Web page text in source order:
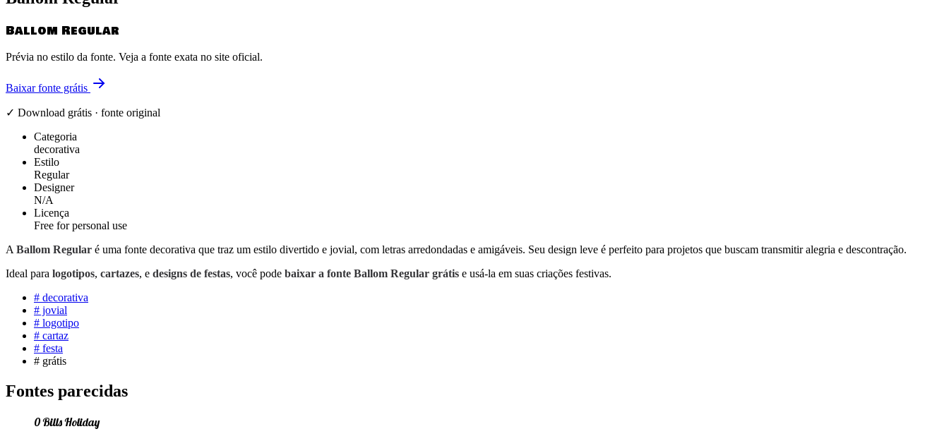
Ballom Regular
Prévia no estilo da fonte. Veja a fonte exata no site oficial.
Baixar fonte grátis
✓ Download grátis · fonte original
Categoria
decorativa
Estilo
Regular
Designer
N/A
Licença
Free for personal use
A Ballom Regular é uma fonte decorativa que traz um estilo divertido e jovial, com letras arredondadas e amigáveis. Seu design leve é perfeito para projetos que buscam transmitir alegria e descontração.
Ideal para logotipos, cartazes, e designs de festas, você pode baixar a fonte Ballom Regular grátis e usá-la em suas criações festivas.
# decorativa
# jovial
# logotipo
# cartaz
# festa
# grátis
Fontes parecidas
0 Bills Holiday